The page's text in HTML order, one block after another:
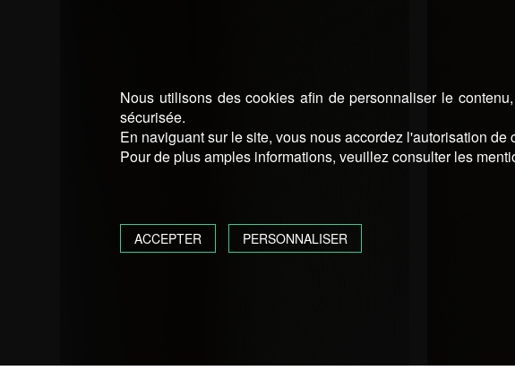
Nous utilisons des cookies afin de personnaliser le
sécurisée.
En naviguant sur le site, vous nous accordez l'autorisation
Pour de plus amples informations, veuillez consulter les
ACCEPTER PERSONNALISER